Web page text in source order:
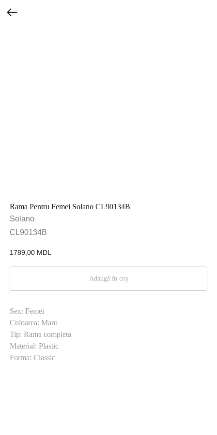
Rama Pentru Femei Solano CL90134B
Solano
CL90134B
1789,00 MDL
Adaugă în coș
Sex: Femei
Culoarea: Maro
Tip: Rama completa
Material: Plastic
Forma: Classic